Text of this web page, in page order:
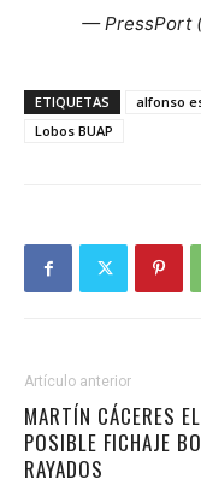
— PressPort
ETIQUETAS alfonso
Lobos BUAP
Artículo anterior
MARTÍN CÁCERES EL
POSIBLE FICHAJE
RAYADOS